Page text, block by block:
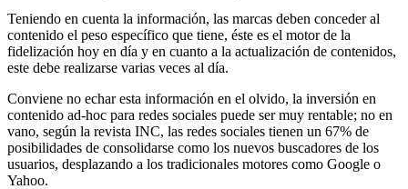
Teniendo en cuenta la información, las marcas deben conceder al
contenido el peso específico que tiene, éste es el motor de la
fidelización hoy en día y en cuanto a la actualización de contenidos,
este debe realizarse varias veces al día.
Conviene no echar esta información en el olvido, la inversión en
contenido ad-hoc para redes sociales puede ser muy rentable; no en
vano, según la revista INC, las redes sociales tienen un 67% de
posibilidades de consolidarse como los nuevos buscadores de los
usuarios, desplazando a los tradicionales motores como Google o
Yahoo.